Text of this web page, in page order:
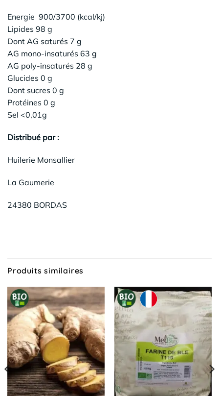
Energie 900/3700 (kcal/kj)
Lipides 98 g
Dont AG saturés 7 g
AG mono-insaturés 63 g
AG poly-insaturés 28 g
Glucides 0 g
Dont sucres 0 g
Protéines 0 g
Sel <0,01g
Distribué par :
Huilerie Monsallier
La Gaumerie
24380 BORDAS
Produits similaires